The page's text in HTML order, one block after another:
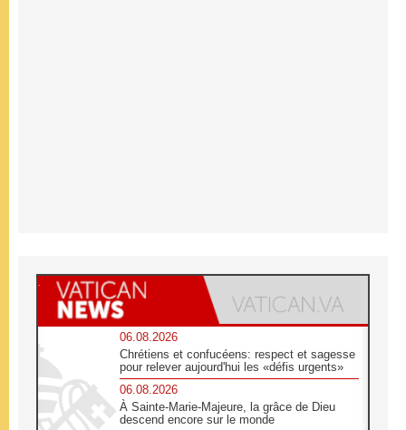
06.08.2026
Chrétiens et confucéens: respect et sagesse
pour relever aujourd'hui les «défis urgents»
06.08.2026
À Sainte-Marie-Majeure, la grâce de Dieu
descend encore sur le monde